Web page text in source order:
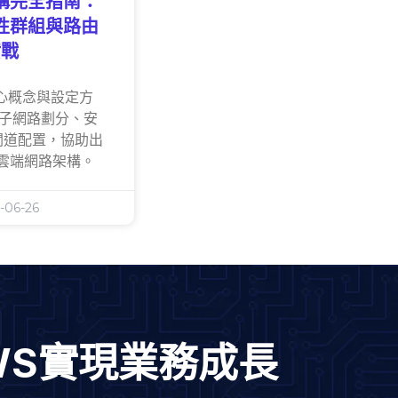
群組與路由
概念與設定方
網路劃分、安
配置，協助出
端網路架構。
26
實現業務成長